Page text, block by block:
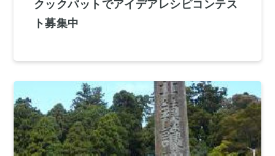
クックパットでアイデアレシピコンテス
ト募集中